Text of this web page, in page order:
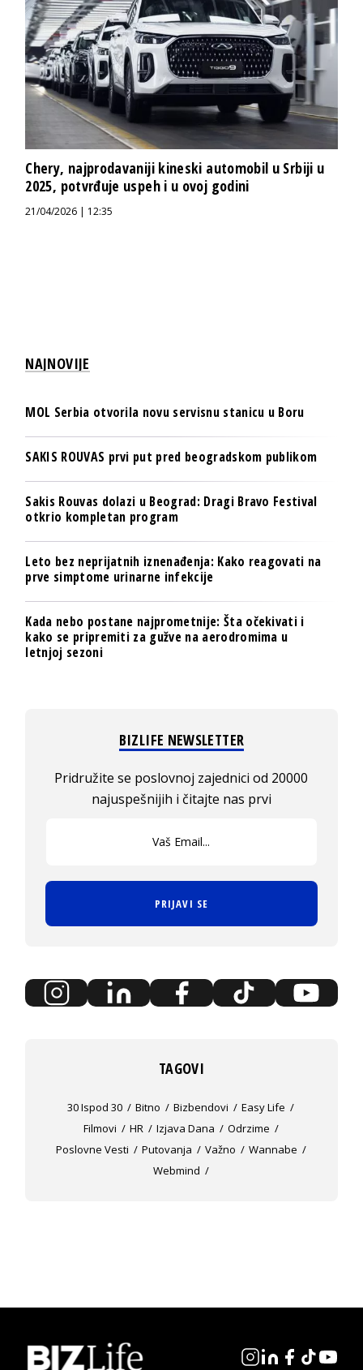
Chery, najprodavaniji kineski automobil u Srbiji u
2025, potvrđuje uspeh i u ovoj godini
21/04/2026 | 12:35
NAJNOVIJE
MOL Serbia otvorila novu servisnu stanicu u Boru
SAKIS ROUVAS prvi put pred beogradskom publikom
Sakis Rouvas dolazi u Beograd: Dragi Bravo Festival
otkrio kompletan program
Leto bez neprijatnih iznenađenja: Kako reagovati na
prve simptome urinarne infekcije
Kada nebo postane najprometnije: Šta očekivati i
kako se pripremiti za gužve na aerodromima u
letnjoj sezoni
BIZLIFE NEWSLETTER
Pridružite se poslovnoj zajednici od 20000
najuspešnijih i čitajte nas prvi
PRIJAVI SE
TAGOVI
30 Ispod 30 Bitno Bizbendovi
Easy Life
Filmovi
HR Izjava Dana
Odrzime
Poslovne Vesti
Putovanja Važno
Wannabe
Webmind